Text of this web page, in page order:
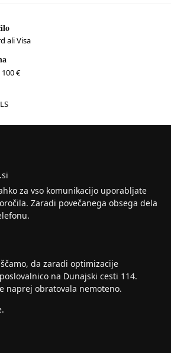
ali Visa
€
za vso komunikacijo uporabljate
Zaradi povečanega obsega dela
da zaradi optimizacije
na Dunajski cesti 114.
naprej obratovala nemoteno.